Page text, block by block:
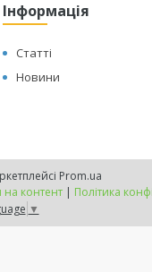
Інформація
Статті
Новини
Prom.ua
контент | Політика
▼